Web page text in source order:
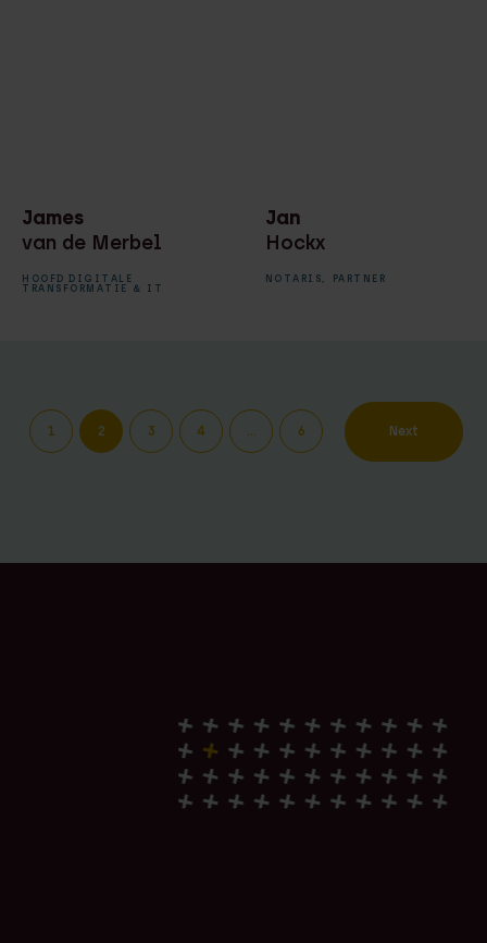
James
van de Merbel
HOOFD DIGITALE
TRANSFORMATIE ＆ IT
Jan
Hockx
NOTARIS, PARTNER
1 2 3 4 6 Next